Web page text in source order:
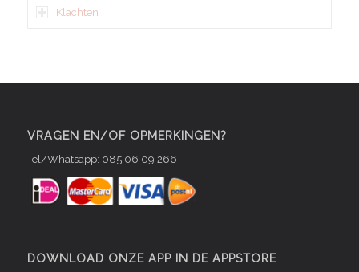
Klachten
VRAGEN EN/OF OPMERKINGEN?
Tel/Whatsapp: 085 06 09 266
DOWNLOAD ONZE APP IN DE APPSTORE